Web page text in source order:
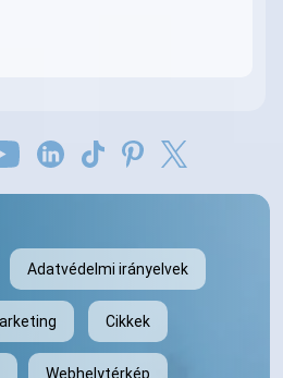
Adatvédelmi irányelvek
Cikkek
Webhelytérkép